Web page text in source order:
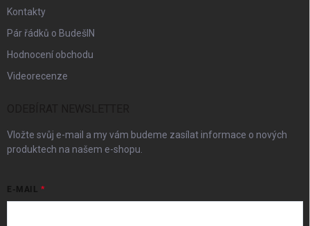
Kontakty
Pár řádků o BudešIN
Hodnocení obchodu
Videorecenze
Vložte svůj e-mail a my vám budeme zasílat informace o nových
produktech na našem e-shopu.
E-MAIL